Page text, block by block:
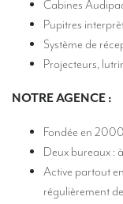
Cabines
Pupitres
Système de
Projecteurs,
NOTRE AGENCE :
Fondée en 2000
Deux bureaux :
Active partout
régulièrement